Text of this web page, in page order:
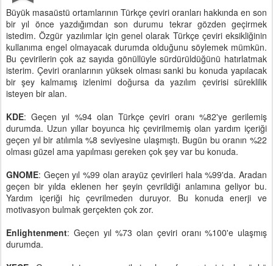
Büyük masaüstü ortamlarının Türkçe çeviri oranları hakkında en son
bir yıl önce yazdığımdan son durumu tekrar gözden geçirmek
istedim. Özgür yazılımlar için genel olarak Türkçe çeviri eksikliğinin
kullanıma engel olmayacak durumda olduğunu söylemek mümkün.
Bu çevirilerin çok az sayıda gönüllüyle sürdürüldüğünü hatırlatmak
isterim. Çeviri oranlarının yüksek olması sanki bu konuda yapılacak
bir şey kalmamış izlenimi doğursa da yazılım çevirisi süreklilik
isteyen bir alan.
KDE: Geçen yıl %94 olan Türkçe çeviri oranı %82'ye gerilemiş
durumda. Uzun yıllar boyunca hiç çevirilmemiş olan yardım içeriği
geçen yıl bir atılımla %8 seviyesine ulaşmıştı. Bugün bu oranın %22
olması güzel ama yapılması gereken çok şey var bu konuda.
GNOME: Geçen yıl %99 olan arayüz çevirileri hala %99'da. Aradan
geçen bir yılda eklenen her şeyin çevrildiği anlamına geliyor bu.
Yardım içeriği hiç çevrilmeden duruyor. Bu konuda enerji ve
motivasyon bulmak gerçekten çok zor.
Enlightenment: Geçen yıl %73 olan çeviri oranı %100'e ulaşmış
durumda.